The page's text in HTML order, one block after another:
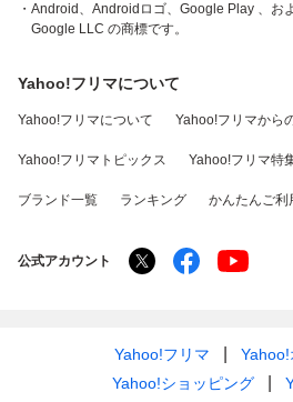
・Android、Androidロゴ、Google Play 、お
Google LLC の商標です。
Yahoo!フリマについて
Yahoo!フリマについて Yahoo!フリマから
Yahoo!フリマトピックス Yahoo!フリマ特
ブランド一覧 ランキング かんたんご利
公式アカウント
Yahoo!フリマ
Yahoo!ショッピング